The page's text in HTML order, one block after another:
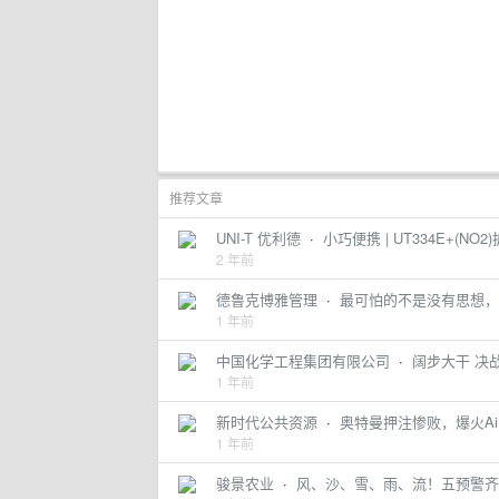
推荐文章
UNI-T 优利德 · 小巧便携 |
2 年前
德鲁克博雅管理 · 最可怕的不是没有思想
1 年前
中国化学工程集团有限公司 · 阔步大干 决
1 年前
新时代公共资源 · 奥特曼押注惨败，爆火
1 年前
骏景农业 · 风、沙、雪、雨、流！五预警